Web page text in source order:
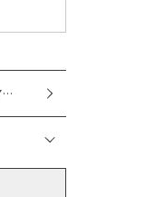
三井 彩紗ミツイアヤサ